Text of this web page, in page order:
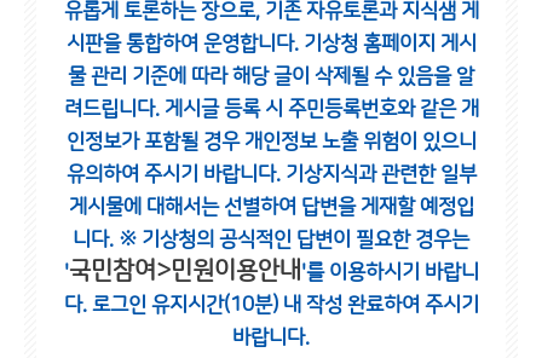
유롭게 토론하는 장으로, 기존 자유토론과 지식샘 게
시판을 통합하여 운영합니다. 기상청 홈페이지 게시
물 관리 기준에 따라 해당 글이 삭제될 수 있음을 알
려드립니다. 게시글 등록 시 주민등록번호와 같은 개
인정보가 포함될 경우 개인정보 노출 위험이 있으니
유의하여 주시기 바랍니다. 기상지식과 관련한 일부
게시물에 대해서는 선별하여 답변을 게재할 예정입
니다. ※ 기상청의 공식적인 답변이 필요한 경우는
'국민참여>민원이용안내 '를 이용하시기 바랍니
다. 로그인 유지시간(10분) 내 작성 완료하여 주시기
바랍니다.